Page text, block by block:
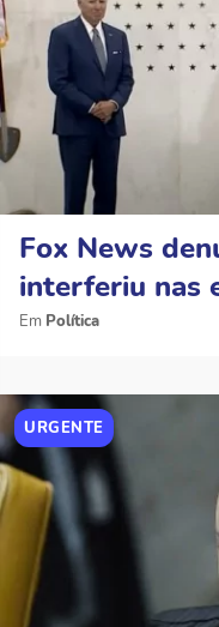
Fox News
interferiu nas
Política
URGENTE